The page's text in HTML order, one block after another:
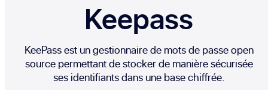
Keepass
KeePass est un gestionnaire de mots de passe open
source permettant de stocker de manière sécurisée
ses identifiants dans une base chiffrée.